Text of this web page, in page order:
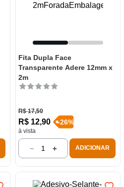
Fita Dupla Face
Transparente Adere 12mm x
2m
R$ 17,50
R$ 12,90
à vista
-26%
＋
－ ADICIONAR